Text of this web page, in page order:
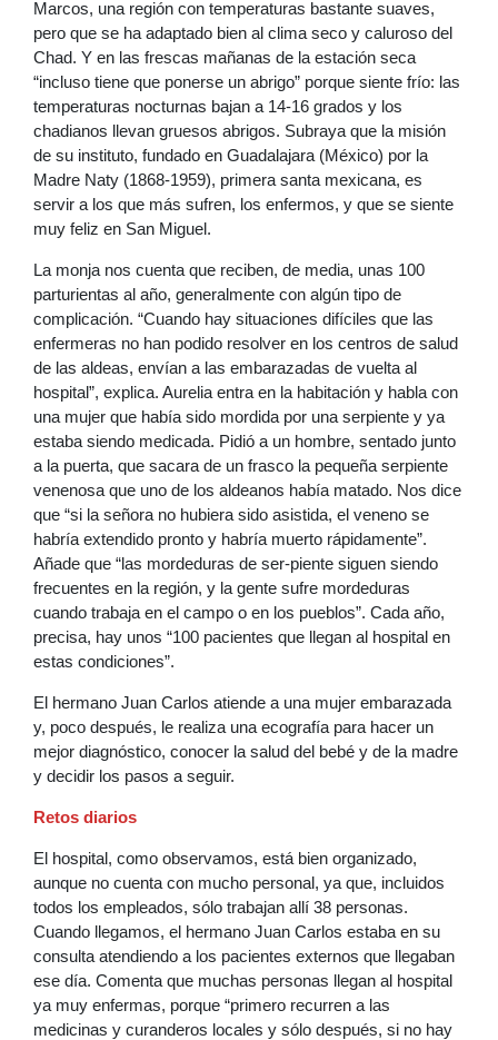
Marcos, una región con temperaturas bastante suaves,
pero que se ha adaptado bien al clima seco y caluroso del
Chad. Y en las frescas mañanas de la estación seca
“incluso tiene que ponerse un abrigo” porque siente frío: las
temperaturas nocturnas bajan a 14-16 grados y los
chadianos llevan gruesos abrigos. Subraya que la misión
de su instituto, fundado en Guadalajara (México) por la
Madre Naty (1868-1959), primera santa mexicana, es
servir a los que más sufren, los enfermos, y que se siente
muy feliz en San Miguel.
La monja nos cuenta que reciben, de media, unas 100
parturientas al año, generalmente con algún tipo de
complicación. “Cuando hay situaciones difíciles que las
enfermeras no han podido resolver en los centros de salud
de las aldeas, envían a las embarazadas de vuelta al
hospital”, explica. Aurelia entra en la habitación y habla con
una mujer que había sido mordida por una serpiente y ya
estaba siendo medicada. Pidió a un hombre, sentado junto
a la puerta, que sacara de un frasco la pequeña serpiente
venenosa que uno de los aldeanos había matado. Nos dice
que “si la señora no hubiera sido asistida, el veneno se
habría extendido pronto y habría muerto rápidamente”.
Añade que “las mordeduras de ser-piente siguen siendo
frecuentes en la región, y la gente sufre mordeduras
cuando trabaja en el campo o en los pueblos”. Cada año,
precisa, hay unos “100 pacientes que llegan al hospital en
estas condiciones”.
El hermano Juan Carlos atiende a una mujer embarazada
y, poco después, le realiza una ecografía para hacer un
mejor diagnóstico, conocer la salud del bebé y de la madre
y decidir los pasos a seguir.
Retos diarios
El hospital, como observamos, está bien organizado,
aunque no cuenta con mucho personal, ya que, incluidos
todos los empleados, sólo trabajan allí 38 personas.
Cuando llegamos, el hermano Juan Carlos estaba en su
consulta atendiendo a los pacientes externos que llegaban
ese día. Comenta que muchas personas llegan al hospital
ya muy enfermas, porque “primero recurren a las
medicinas y curanderos locales y sólo después, si no hay